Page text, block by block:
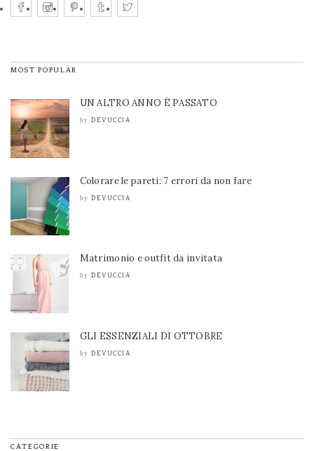
MOST POPULAR
UN ALTRO ANNO È PASSATO
by DEVUCCIA
Colorare le pareti: 7 errori da non fare
by DEVUCCIA
Matrimonio e outfit da invitata
by DEVUCCIA
GLI ESSENZIALI DI OTTOBRE
by DEVUCCIA
CATEGORIE